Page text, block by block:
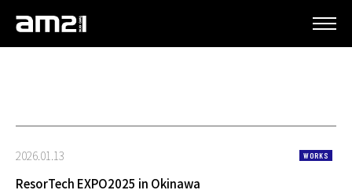
2026.01.13 WORKS
ResorTech EXPO2025 in Okinawa